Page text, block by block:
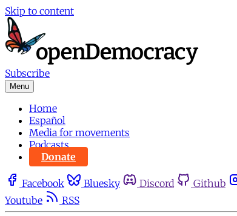
Skip to content
Subscribe
Menu
Home
Español
Media for movements
Podcasts
Donate
Facebook Bluesky Discord Github
Youtube
RSS